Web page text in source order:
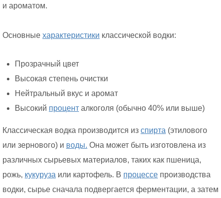
и ароматом.
Основные характеристики классической водки:
Прозрачный цвет
Высокая степень очистки
Нейтральный вкус и аромат
Высокий процент алкоголя (обычно 40% или выше)
Классическая водка производится из спирта (этилового
или зернового) и воды. Она может быть изготовлена из
различных сырьевых материалов, таких как пшеница,
рожь, кукуруза или картофель. В процессе производства
водки, сырье сначала подвергается ферментации, а затем